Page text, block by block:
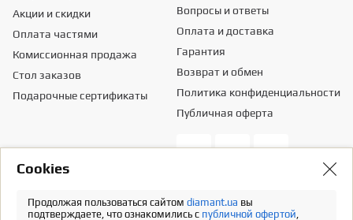
Акции и скидки
Оплата частями
Комиссионная продажа
Стол заказов
Подарочные сертификаты
Вопросы и ответы
Оплата и доставка
Гарантия
Возврат и обмен
Политика конфиденциальности
Публичная оферта
Местонахождение - 03151, г. Киев, ул. Смелянская, 8,
идентификационный код согласно ЕГР - 43665334.
Сookies
Продолжая пользоваться сайтом diamant.ua вы
подтверждаете, что ознакомились с публичной офертой,